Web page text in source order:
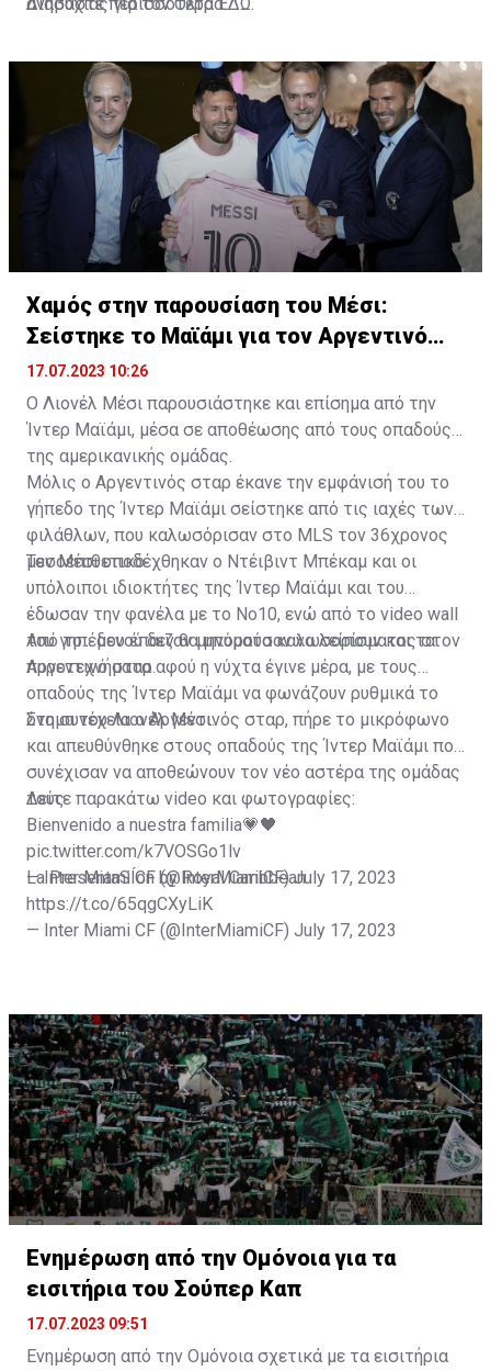
Χαμός στην παρουσίαση του Μέσι:
Σείστηκε το Μαϊάμι για τον Αργεντινό
σταρ
17.07.2023 10:26
Ο Λιονέλ Μέσι παρουσιάστηκε και επίσημα από την
Ίντερ Μαϊάμι, μέσα σε αποθέωσης από τους οπαδούς
της αμερικανικής ομάδας.
Μόλις ο Αργεντινός σταρ έκανε την εμφάνισή του το
γήπεδο της Ίντερ Μαϊάμι σείστηκε από τις ιαχές των
φιλάθλων, που καλωσόρισαν στο MLS τον 36χρονος
μεσοεπιθετικό.
Τον Μέσι υποδέχθηκαν ο Ντέιβιντ Μπέκαμ και οι
υπόλοιποι ιδιοκτήτες της Ίντερ Μαϊάμι και του
έδωσαν την φανέλα με το Νο10, ενώ από το video wall
του γηπέδου έπαιζαν μηνύματα καλωσορίσματος στον
Αργεντινό σταρ.
Από το... μενού δεν θα μπορούσαν να λείπουν και τα
πυροτεχνήματα αφού η νύχτα έγινε μέρα, με τους
οπαδούς της Ίντερ Μαϊάμι να φωνάζουν ρυθμικά το
όνομα του Λιονέλ Μέσι.
Στη συνέχεια ο Αργεντινός σταρ, πήρε το μικρόφωνο
και απευθύνθηκε στους οπαδούς της Ίντερ Μαϊάμι που
συνέχισαν να αποθεώνουν τον νέο αστέρα της ομάδας
τους.
Δείτε παρακάτω video και φωτογραφίες:
Bienvenido a nuestra familia💗🖤
pic.twitter.com/k7VOSGo1lv
— Inter Miami CF (@InterMiamiCF)July 17, 2023
La PresentaSÍon by Royal Caribbean
https://t.co/65qgCXyLiK
— Inter Miami CF (@InterMiamiCF) July 17, 2023
Ενημέρωση από την Ομόνοια για τα
εισιτήρια του Σούπερ Καπ
17.07.2023 09:51
Ενημέρωση από την Ομόνοια σχετικά με τα εισιτήρια